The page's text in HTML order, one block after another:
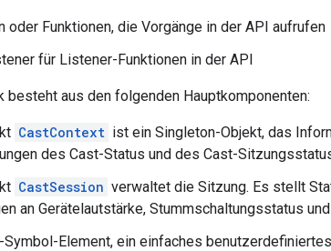
oder Funktionen, die Vorgänge in der API aufrufen
für Listener-Funktionen in der API
besteht aus den folgenden Hauptkomponenten:
CastContext ist ein Singleton-Objekt, das
des Cast-Status und des Cast-
CastSession verwaltet die Sitzung. Es stellt
an Gerätelautstärke, Stummschaltungsstatus
Symbol-Element, ein einfaches